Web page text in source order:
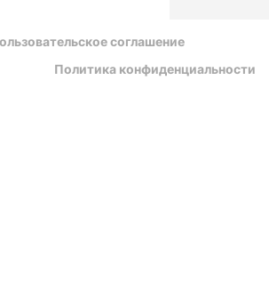
соглашение
Политика конфиденциальности